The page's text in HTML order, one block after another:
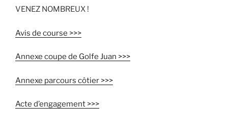
VENEZ NOMBREUX !
Avis de course >>>
Annexe coupe de Golfe Juan >>>
Annexe parcours côtier >>>
Acte d’engagement >>>